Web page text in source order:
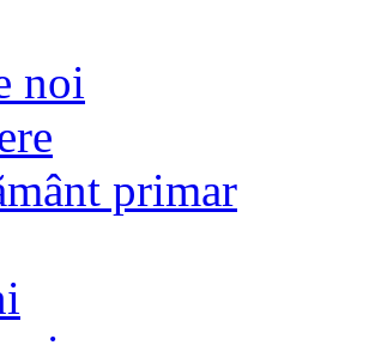
noi
primar